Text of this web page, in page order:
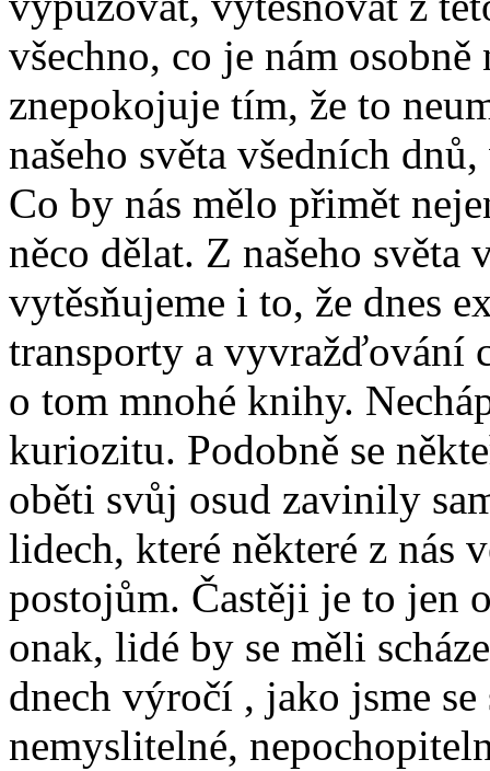
všechno, co je nám
znepokojuje tím, že to
našeho světa všedních
Co by nás mělo přimět
něco dělat. Z našeho světa
vytěsňujeme i to, že dnes
transporty a vyvražďování
o tom mnohé knihy.
kuriozitu. Podobně se
oběti svůj osud zavinily
lidech, které některé z nás
postojům. Častěji je to jen
onak, lidé by se měli
dnech výročí , jako jsme
nemyslitelné,